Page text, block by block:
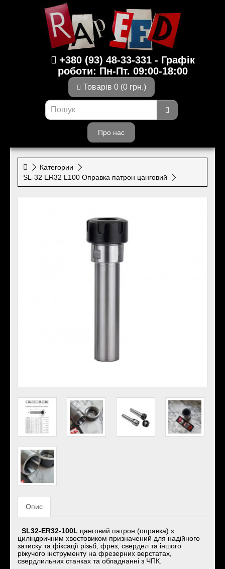
+380 (93) 48-33-331 - Графік
роботи: Пн-Пт. 09:00-18:00
Товарів 0 (0 грн.)
Про нас
Категории
SL-32 ER32 L100 Оправка патрон цанговий
Опис
SL32-ER32-100L цанговий патрон (оправка) з
циліндричним хвостовиком призначений для надійного
затиску та фіксації різьб, фрез, свердел та іншого
ріжучого інструменту на фрезерних верстатах,
свердлильних станках та обладнанні з ЧПК.